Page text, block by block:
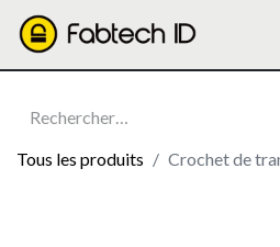
Tous les produits
Crochet de